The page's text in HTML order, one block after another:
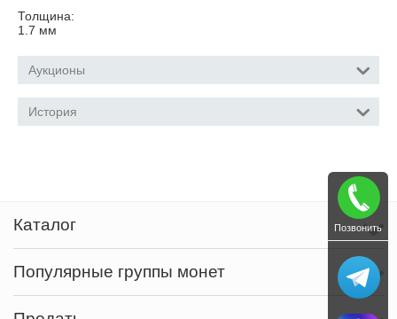
Толщина:
1.7 мм
Аукционы
История
Каталог
Популярные группы монет
Позвонить